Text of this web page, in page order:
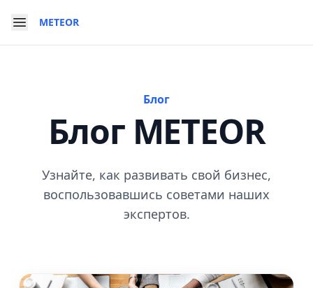
METEOR
Блог
Блог METEOR
Узнайте, как развивать свой бизнес,
воспользовавшись советами наших
экспертов.